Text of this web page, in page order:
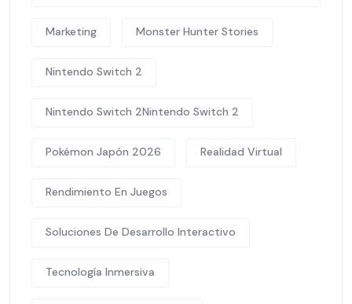
Marketing Monster Hunter Stories
Nintendo Switch 2
Nintendo Switch 2Nintendo Switch 2
Pokémon Japón 2026 Realidad Virtual
Rendimiento En Juegos
Soluciones De Desarrollo Interactivo
Tecnología Inmersiva